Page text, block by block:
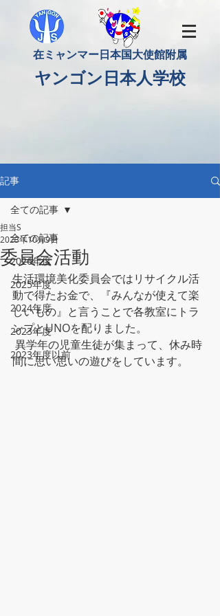
​在ミャンマー日本国大使館附属
​ヤンゴン日本人学校
記事
全ての記事
2026年度
2025年度
2024年度
2023年度
2023年度以前
全ての記事
委員会活動
担当S
2023年10月9日
生活環境美化委員会ではリサイクル活
動で得たお金で、『みんなが使えて楽
しいもの』と言うことで各教室にトラ
ンプとUNOを配りました。
間に思い思いの遊びをしています。